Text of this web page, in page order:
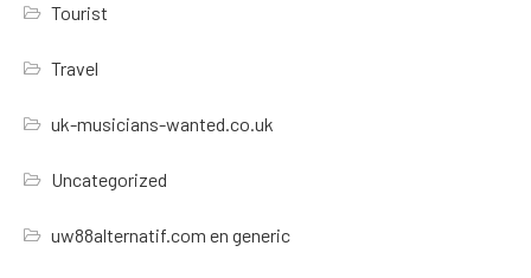
Tourist
Travel
uk-musicians-wanted.co.uk
Uncategorized
uw88alternatif.com en generic